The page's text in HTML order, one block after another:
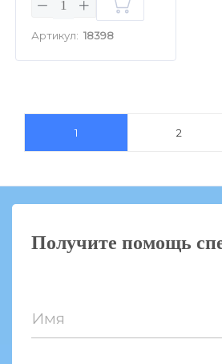
55mm)
Артикул: 18398
1 2
Получите помощь
Имя